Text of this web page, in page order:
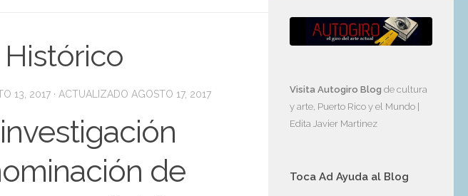
Histórico
13, 2017 · ACTUALIZADO AGOSTO 17, 2017
de
Visita Autogiro Blog de cultura
y arte, Puerto Rico y el Mundo |
Edita Javier Martinez
Toca Ad Ayuda al Blog